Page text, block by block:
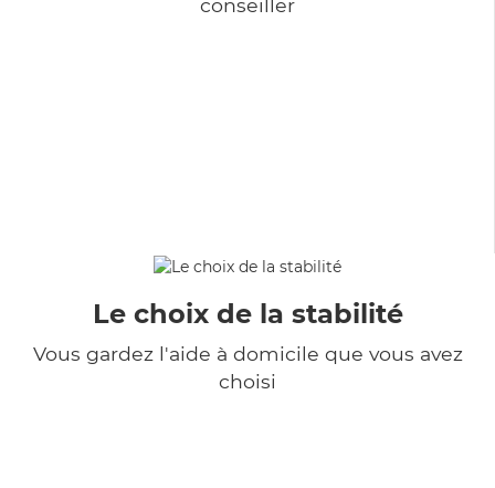
Le choix de la stabilité
Vous gardez l'aide à domicile que vous avez
choisi